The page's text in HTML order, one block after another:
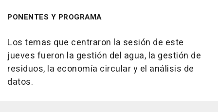
PONENTES Y PROGRAMA
Los temas que centraron la sesión de este
jueves fueron la gestión del agua, la gestión de
residuos, la economía circular y el análisis de
datos.